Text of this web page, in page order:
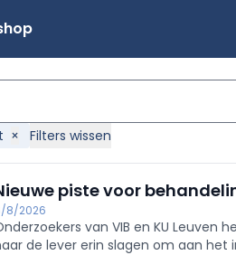
× Filters wissen
piste voor
8/2026
van VIB en KU Leuven
de lever erin slagen om aan